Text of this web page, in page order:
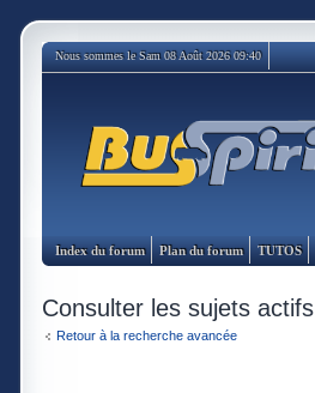
Nous sommes le Sam 08 Août 2026 09:40
Index du forum Plan du forum TUTOS
Consulter les sujets actifs
Retour à la recherche avancée